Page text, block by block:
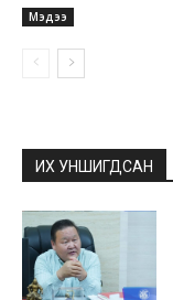
Мэдээ
ИХ УНШИГДСАН